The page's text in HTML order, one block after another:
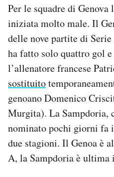
CALENDARIO
AREA PERSONALE
Area Personale
Newsletter
Notifiche mobile
Regala il Post
Hai bisogno di aiuto?
Esci
Per le squadre di
iniziata molto male. Il
delle nove partite di
ha fatto solo quattro gol e
l’allenatore francese
sostituito
genoano Domenico
Murgita). La Sampdoria,
nominato pochi giorni fa
due stagioni. Il Genoa è
A, la Sampdoria è ultima